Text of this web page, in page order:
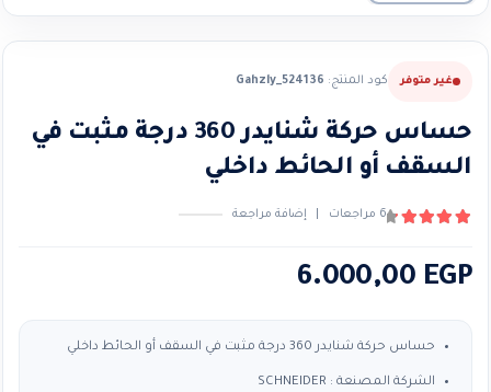
غير متوفر كود المنتج: Gahzly_524136
حساس حركة شنايدر 360 درجة مثبت في
السقف أو الحائط داخلي
6 مراجعات إضافة مراجعة
6.000,00 EGP
حساس حركة شنايدر 360 درجة مثبت في السقف أو الحائط داخلي
الشركة المصنعة : SCHNEIDER